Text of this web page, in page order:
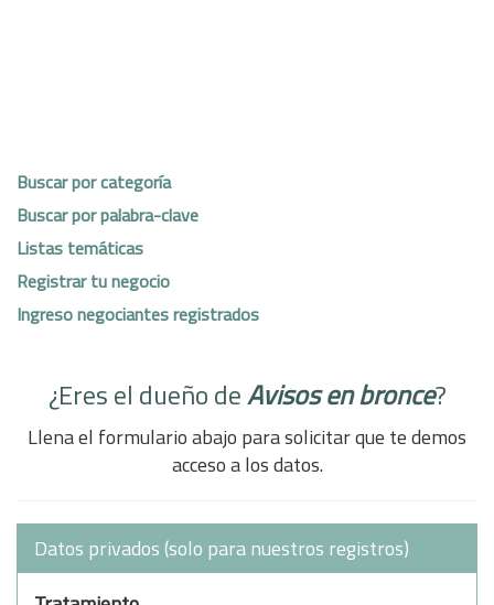
Buscar por categoría
Buscar por palabra-clave
Listas temáticas
Registrar tu negocio
Ingreso negociantes registrados
¿Eres el dueño deAvisos en bronce?
Llena el formulario abajo para solicitar que te demos
acceso a los datos.
Datos privados (solo para nuestros registros)